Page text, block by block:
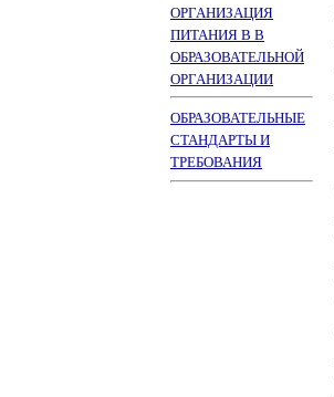
ОРГАНИЗАЦИЯ
ПИТАНИЯ В В
ОБРАЗОВАТЕЛЬНОЙ
ОРГАНИЗАЦИИ
ОБРАЗОВАТЕЛЬНЫЕ
СТАНДАРТЫ И
ТРЕБОВАНИЯ